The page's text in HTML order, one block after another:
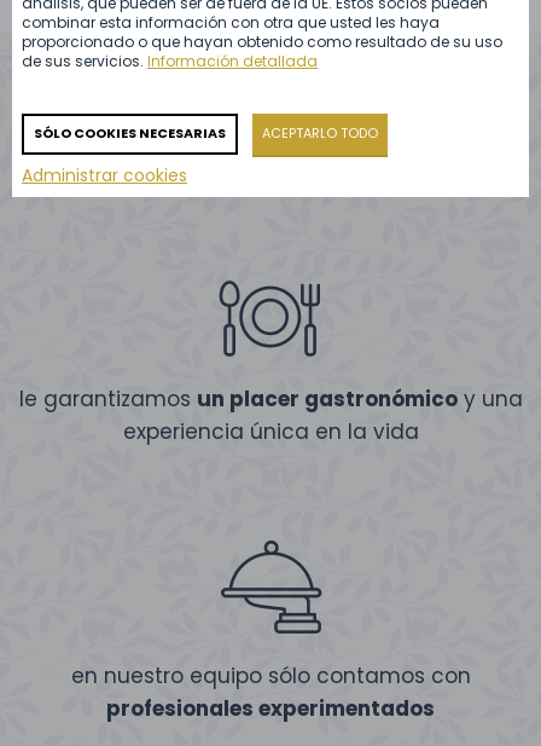
Nuestros servicios de catering
son los mejores porque:
le garantizamos un placer gastronómicoy una
experiencia única en la vida
en nuestro equipo sólo contamos con
profesionales experimentados
combinar esta información con otra que usted les haya
proporcionado o que hayan obtenido como resultado de su uso
de sus servicios.Información detallada
SÓLO COOKIES NECESARIAS ACEPTARLO TODO
Administrar cookies